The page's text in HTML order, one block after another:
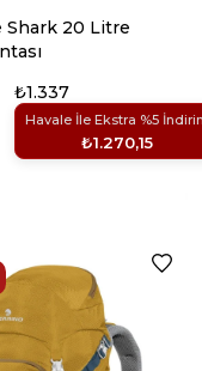
Shark 20 Litre
₺1.337
Havale İle Ekstra %5
₺1.270,15